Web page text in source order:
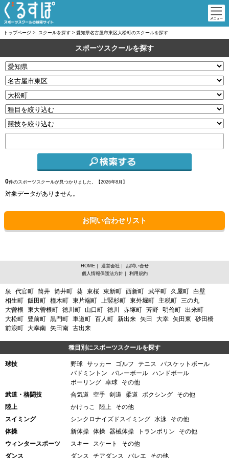
トップページ > スクールを探す > 愛知県名古屋市東区大松町のスクールを探す
スポーツスクールを探す
0件のスポーツスクールが見つかりました。【2026年8月】
対象データがありません。
お問い合わせリスト
愛知県名古屋市東区大松町からスポーツスクールを探す
泉 代官町 筒井 筒井町 葵 東桜 東新町 西新町 武平町 久屋町 白壁
相生町 飯田町 橦木町 東片端町 上竪杉町 東外堀町 主税町 三の丸
大曽根
東大曽根町 徳川町 山口町 徳川 赤塚町 芳野 明倫町 出来町
大松町
豊前町 黒門町 車道町 百人町 新出来 矢田 大幸 矢田東
砂田橋
前浪町 大幸南 矢田南 古出来
種目別にスポーツスクールを探す
球技 野球 サッカー ゴルフ テニス
バスケットボール
バドミントン
バレーボール ハンドボール
ボーリング 卓球
その他
武道・格闘技
合気道 空手 剣道 柔道 ボクシング
その他
陸上
かけっこ 陸上
その他
スイミング
シンクロナイズドスイミング 水泳
その他
体操
新体操 体操 器械体操 トランポリン
その他
ウィンタースポーツ
スキー スケート
その他
ダンス
ダンス チアダンス バレエ その他
HOME｜ 運営会社 ｜
お問い合せ
個人情報保護法方針｜ 利用規約